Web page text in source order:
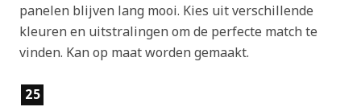
panelen blijven lang mooi. Kies uit verschillende
kleuren en uitstralingen om de perfecte match te
vinden. Kan op maat worden gemaakt.
Producteigenschappen
25